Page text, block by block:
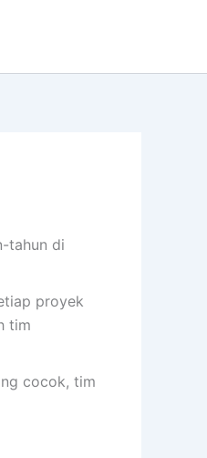
tahun di
proyek
tim
cocok, tim